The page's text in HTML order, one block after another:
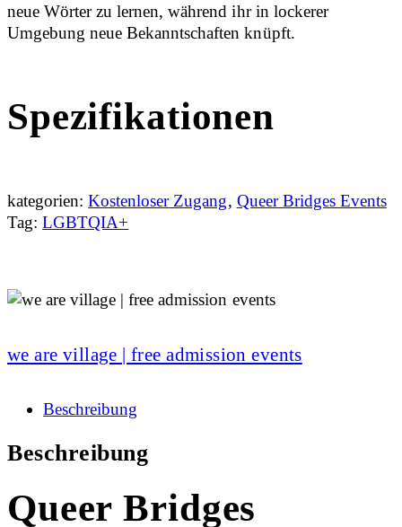
neue Wörter zu lernen, während ihr in lockerer
Umgebung neue Bekanntschaften knüpft.
Spezifikationen
kategorien: Kostenloser Zugang, Queer Bridges Events
Tag: LGBTQIA+
we are village | free admission events
Beschreibung
Beschreibung
Queer Bridges